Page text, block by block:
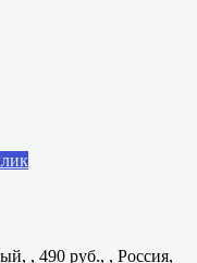
, 490 руб., , Россия,